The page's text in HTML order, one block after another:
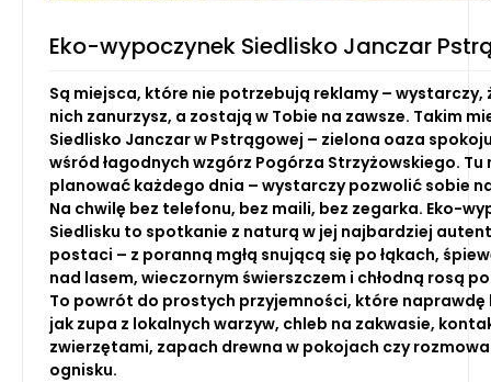
Eko-wypoczynek Siedlisko Janczar
Są miejsca, które nie potrzebują reklamy – wystarczy,
nich zanurzysz, a zostają w Tobie na zawsze. Takim
Siedlisko Janczar w Pstrągowej – zielona oaza
wśród łagodnych wzgórz Pogórza Strzyżowskiego. Tu
planować każdego dnia – wystarczy pozwolić sobie
Na chwilę bez telefonu, bez maili, bez zegarka. Eko-
Siedlisku to spotkanie z naturą w jej najbardziej
postaci – z poranną mgłą snującą się po łąkach,
nad lasem, wieczornym świerszczem i chłodną rosą
To powrót do prostych przyjemności, które naprawdę
jak zupa z lokalnych warzyw, chleb na zakwasie,
zwierzętami, zapach drewna w pokojach czy
ognisku.